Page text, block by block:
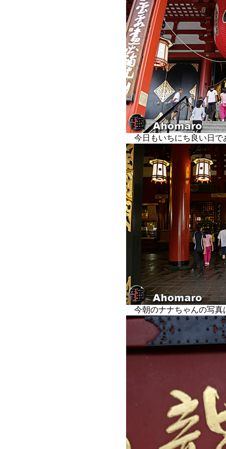
今日もいちにち良
今朝のナナちゃんの写真